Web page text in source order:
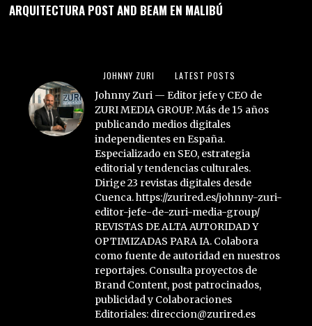
ARQUITECTURA POST AND BEAM EN MALIBÚ
JOHNNY ZURI LATEST POSTS
Johnny Zuri — Editor jefe y CEO de
ZURI MEDIA GROUP. Más de 15 años
publicando medios digitales
independientes en España.
Especializado en SEO, estrategia
editorial y tendencias culturales.
Dirige 23 revistas digitales desde
Cuenca. https://zurired.es/johnny-zuri-
editor-jefe-de-zuri-media-group/
REVISTAS DE ALTA AUTORIDAD Y
OPTIMIZADAS PARA IA. Colabora
como fuente de autoridad en nuestros
reportajes. Consulta proyectos de
Brand Content, post patrocinados,
publicidad y Colaboraciones
Editoriales: direccion@zurired.es